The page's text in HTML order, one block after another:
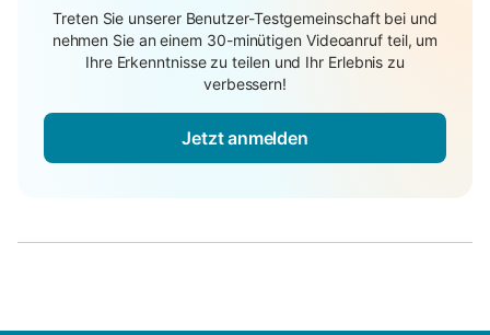
Treten Sie unserer Benutzer-Testgemeinschaft bei und
nehmen Sie an einem 30-minütigen Videoanruf teil, um
Ihre Erkenntnisse zu teilen und Ihr Erlebnis zu
verbessern!
Jetzt anmelden